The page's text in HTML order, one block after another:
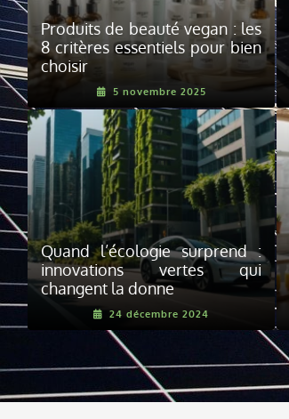
Produits de beauté vegan : les
8 critères essentiels pour bien
choisir
5 novembre 2025
Quand l’écologie surprend :
innovations vertes qui
changent la donne
24 décembre 2024